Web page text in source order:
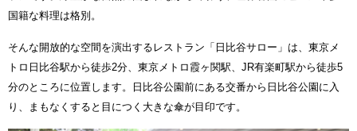
国籍な料理は格別。
そんな開放的な空間を演出するレストラン「日比谷サロー」は、東京メ
トロ日比谷駅から徒歩2分、東京メトロ霞ヶ関駅、JR有楽町駅から徒歩5
分のところに位置します。日比谷公園前にある交番から日比谷公園に入
り、まもなくすると目につく大きな傘が目印です。